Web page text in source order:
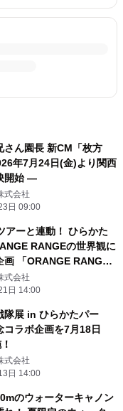
さん園長 新CM「枚方
年7月24日(金)より関西
開始 ―
式会社
日 09:00
アーと連動！ ひらかた
RANGEの世界観に
画 「ORANGE RANGE
！ めんそーれ、ひ
式会社
日 14:00
隊展 in ひらかたパー
ラボ企画を7月18日
式会社
日 14:00
のウォーターキャノン